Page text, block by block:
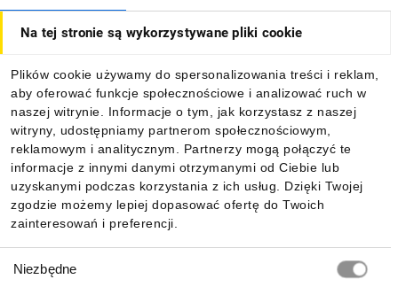
Na tej stronie są wykorzystywane pliki cookie
Plików cookie używamy do spersonalizowania treści i reklam,
aby oferować funkcje społecznościowe i analizować ruch w
naszej witrynie. Informacje o tym, jak korzystasz z naszej
witryny, udostępniamy partnerom społecznościowym,
reklamowym i analitycznym. Partnerzy mogą połączyć te
informacje z innymi danymi otrzymanymi od Ciebie lub
uzyskanymi podczas korzystania z ich usług. Dzięki Twojej
zgodzie możemy lepiej dopasować ofertę do Twoich
zainteresowań i preferencji.
zgody
Niezbędne
Informacje
Pobierz naszą aplikację mobilną: